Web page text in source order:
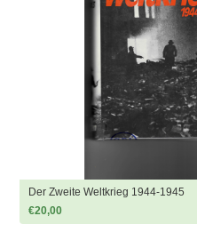
Der Zweite Weltkrieg 1944-1945
€20,00